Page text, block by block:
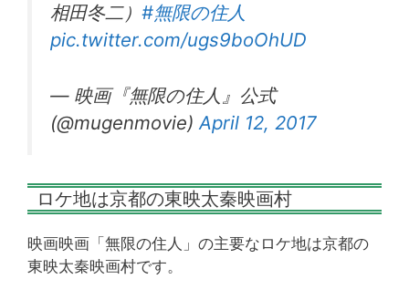
相田冬二） #無限の住人
pic.twitter.com/ugs9boOhUD
— 映画『無限の住人』公式
(@mugenmovie) April 12, 2017
ロケ地は京都の東映太秦映画村
映画映画「無限の住人」の主要なロケ地は京都の
東映太秦映画村です。